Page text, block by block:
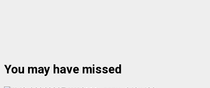
You may have missed